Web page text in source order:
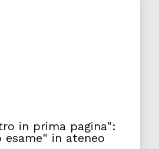
in prima pagina":
in ateneo